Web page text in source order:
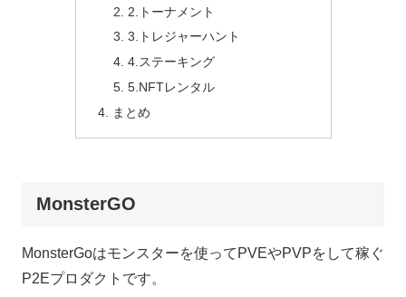
2.トーナメント
3.トレジャーハント
4.ステーキング
5.NFTレンタル
まとめ
MonsterGO
MonsterGoはモンスターを使ってPVEやPVPをして稼ぐ
P2Eプロダクトです。